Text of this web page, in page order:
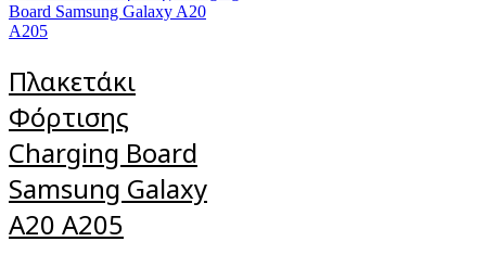
Πλακετάκι
Φόρτισης
Charging Board
Samsung Galaxy
A20 A205